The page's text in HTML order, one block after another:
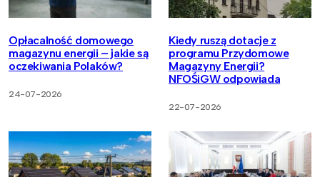
Opłacalność domowego
magazynu energii – jakie są
oczekiwania Polaków?
24-07-2026
Kiedy ruszą dotacje z
programu Przydomowe
Magazyny Energii?
NFOŚiGW odpowiada
22-07-2026